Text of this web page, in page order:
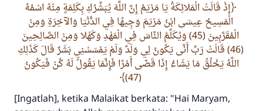
إِذْ قَالَتْ الْمَلائِكَةُ يَا مَرْيَمُ إِنَّ اللَّهَ يُبَشِّرُكِ بِكَلِمَةٍ مِنْهُ اسْمُهُ
الْمَسِيحُ عِيسَى ابْنُ مَرْيَمَ وَجِيهًا فِي الدُّنْيَا وَالآخِرَةِ وَمِنْ
الْمُقَرَّبِينَ (45) وَيُكَلِّمُ النَّاسَ فِي الْمَهْدِ وَكَهْلا وَمِنْ الصَّالِحِينَ
(46) قَالَتْ رَبِّ أَنَّى يَكُونُ لِي وَلَدٌ وَلَمْ يَمْسَسْنِي بَشَرٌ قَالَ كَذَلِكِ
اللَّهُ يَخْلُقُ مَا يَشَاءُ إِذَا قَضَى أَمْرًا فَإِنَّمَا يَقُولُ لَهُ كُنْ فَيَكُونُ
(47)
[Ingatlah], ketika Malaikat berkata: "Hai Maryam,